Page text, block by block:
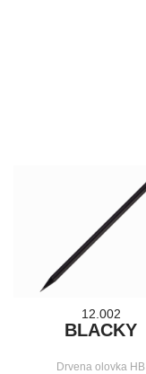
12.002
BLACKY
Drvena olovka HB